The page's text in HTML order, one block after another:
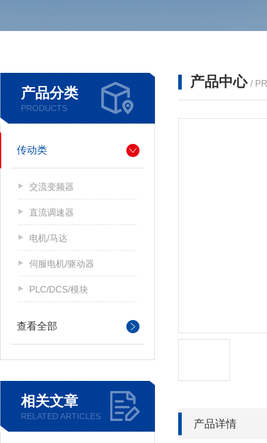
产品分类
PRODUCTS
传动类
交流变频器
直流调速器
电机/马达
伺服电机/驱动器
PLC/DCS/模块
查看全部
相关文章
RELATED ARTICLES
产品中心 /
产品详情